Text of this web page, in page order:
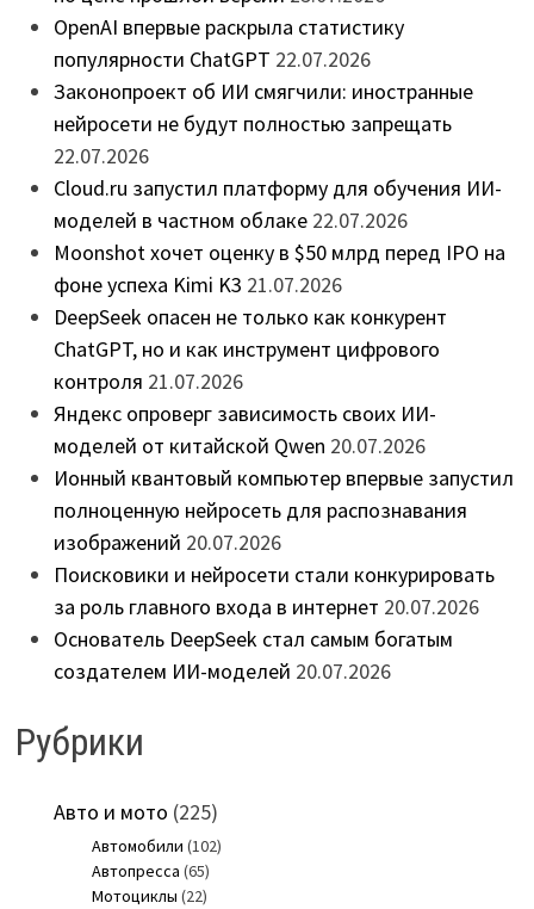
OpenAI впервые раскрыла статистику
популярности ChatGPT 22.07.2026
Законопроект об ИИ смягчили: иностранные
нейросети не будут полностью запрещать
22.07.2026
Cloud.ru запустил платформу для обучения ИИ-
моделей в частном облаке 22.07.2026
Moonshot хочет оценку в $50 млрд перед IPO на
фоне успеха Kimi K3 21.07.2026
DeepSeek опасен не только как конкурент
ChatGPT, но и как инструмент цифрового
контроля 21.07.2026
Яндекс опроверг зависимость своих ИИ-
моделей от китайской Qwen 20.07.2026
Ионный квантовый компьютер впервые запустил
полноценную нейросеть для распознавания
изображений 20.07.2026
Поисковики и нейросети стали конкурировать
за роль главного входа в интернет 20.07.2026
Основатель DeepSeek стал самым богатым
создателем ИИ-моделей 20.07.2026
Рубрики
Авто и мото (225)
Автомобили (102)
Автопресса (65)
Мотоциклы (22)